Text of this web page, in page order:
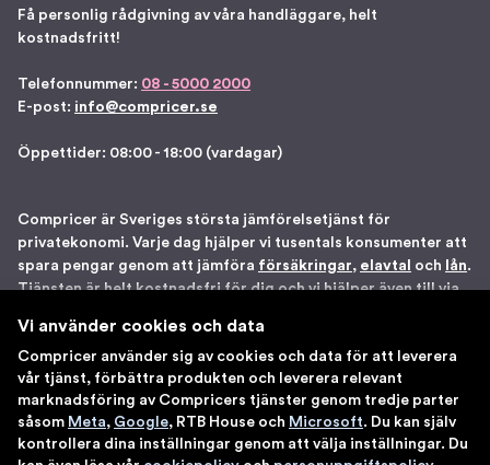
Få personlig rådgivning av våra handläggare, helt
kostnadsfritt!
Telefonnummer: 08 - 5000 2000
E-post: info@compricer.se
Öppettider: 08:00 - 18:00 (vardagar)
Compricer är Sveriges största jämförelsetjänst för
privatekonomi. Varje dag hjälper vi tusentals konsumenter att
spara pengar genom att jämföra försäkringar, elavtal och lån.
Tjänsten är helt kostnadsfri för dig och vi hjälper även till via
försäkringsdistributör hos Bolagsverket samt står under
Finansinspektionens tillsyn. Åtta gånger har vi blivit utsedda
till en av Sveriges 100 bästa sajter av IDG. Du kan känna dig
trygg med att använda våra tjänster.
Vi använder cookies och data
Compricer använder sig av cookies och data för att leverera
vår tjänst, förbättra produkten och leverera relevant
marknadsföring av Compricers tjänster genom tredje parter
såsom Meta, Google, RTB House och Microsoft. Du kan själv
kontrollera dina inställningar genom att välja inställningar. Du